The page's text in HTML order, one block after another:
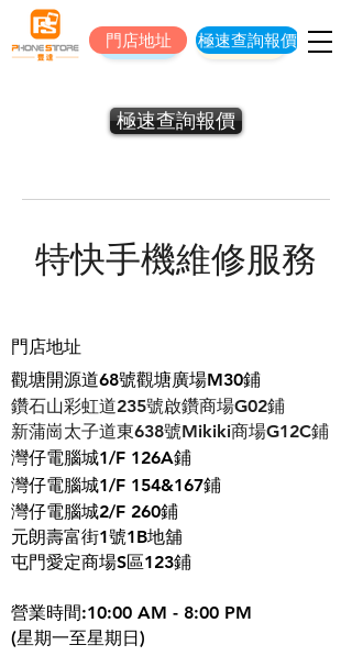
立即預約維修
門店地址
門店地址 極速查詢報價
特快手機維修服務
極速查詢報價
門店地址
觀塘開源道68號觀塘廣場M30鋪
鑽石山彩虹道235號啟鑽商場G02鋪
​新蒲崗太子道東638號Mikiki商場G12C鋪
灣仔電腦城1/F 126A鋪
灣仔電腦城1/F 154&167鋪
灣仔電腦城2/F 260鋪
元朗壽富街1號1B地舖
屯門愛定商場S區123鋪
營業時間:10:00 AM - 8:00 PM
(星期一至星期日)